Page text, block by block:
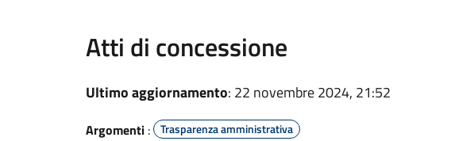
Atti di concessione
Ultimo aggiornamento: 22 novembre 2024, 21:52
Argomenti : Trasparenza amministrativa